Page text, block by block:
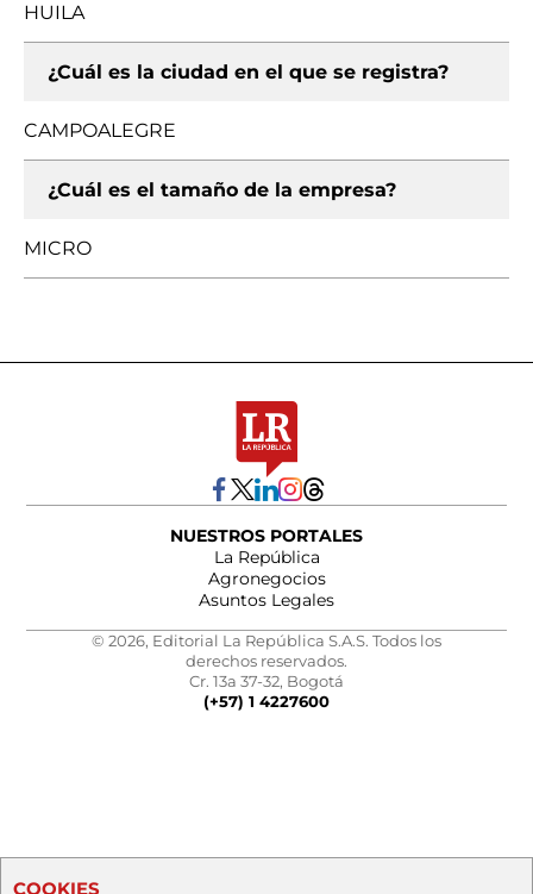
HUILA
¿Cuál es la ciudad en el que se registra?
CAMPOALEGRE
¿Cuál es el tamaño de la empresa?
MICRO
NUESTROS PORTALES
La República
Agronegocios
Asuntos Legales
© 2026, Editorial La República S.A.S. Todos los
derechos reservados.
Cr. 13a 37-32, Bogotá
(+57) 1 4227600
COOKIES